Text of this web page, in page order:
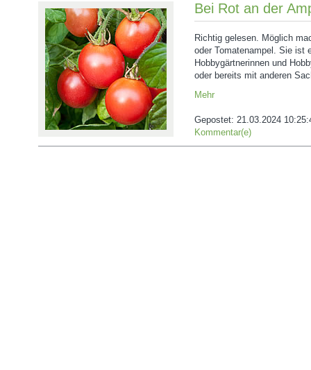
Bei Rot an der
Richtig gelesen. Möglich
oder Tomatenampel. Sie ist
Hobbygärtnerinnen und
oder bereits mit anderen
Mehr
Gepostet: 21.03.2024
Kommentar(e)